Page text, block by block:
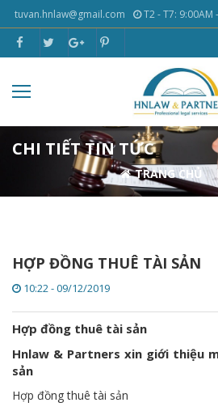
tuvan.hnlaw@gmail.com T2 - T7: 9:00AM
CHI TIẾT TIN TỨC
TRANG CHỦ
HỢP ĐỒNG THUÊ TÀI SẢN
10:22 - 09/12/2019
Hợp đồng thuê tài sản
Hnlaw & Partners xin giới thiệu
sản
Hợp đồng thuê tài sản